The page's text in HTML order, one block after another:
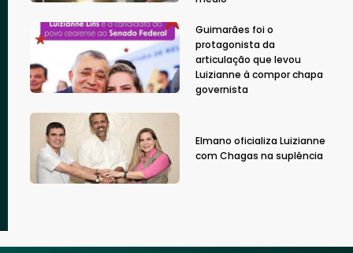
Guimarães foi o
protagonista da
articulação que levou
Luizianne à compor chapa
governista
Elmano oficializa Luizianne
com Chagas na suplência